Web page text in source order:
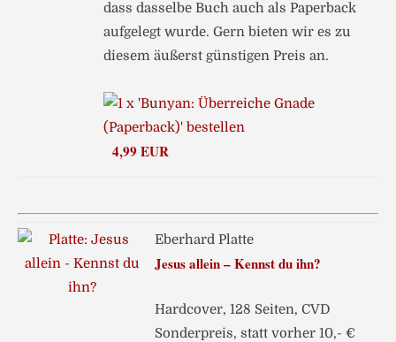
dass dasselbe Buch auch als Paperback
aufgelegt wurde. Gern bieten wir es zu
diesem äußerst günstigen Preis an.
4,99 EUR
Eberhard Platte
Jesus allein – Kennst du ihn?
Hardcover, 128 Seiten, CVD
Sonderpreis, statt vorher 10,- €